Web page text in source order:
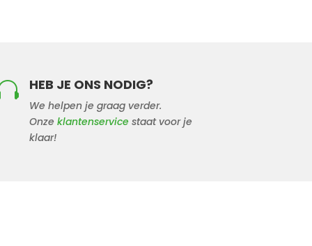
HEB JE ONS NODIG?
We helpen je graag verder.
Onze klantenservice staat voor je
klaar!